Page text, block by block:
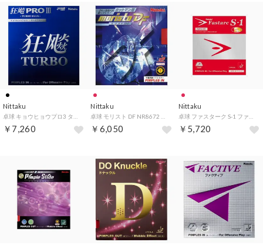
Nittaku
￥7,260
Nittaku
￥6,050
Nittaku
￥5,720